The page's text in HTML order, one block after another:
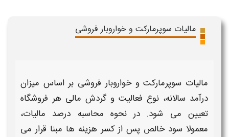
مالیات سوپرمارکت و خواروبار فروشی
مالیات سوپرمارکت و خواروبار فروشی بر اساس میزان
درآمد سالانه، نوع فعالیت و گردش مالی هر فروشگاه
تعیین می شود. درنحوه محاسبه درصد مالیات،
معمولا سود خالص پس از کسر هزینه ها مبنا قرار می